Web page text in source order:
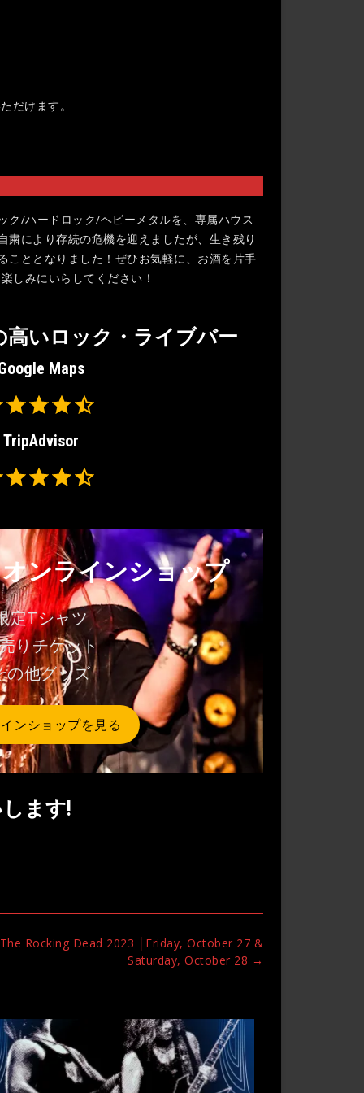
だけます。
/ハードロック/ヘビーメタルを、専属ハウス
により存続の危機を迎えましたが、生き残り
こととなりました！ぜひお気軽に、お酒を片手
みにいらしてください！
高いロック・ライブバー
Maps
TripAdvisor
ンラインショップ
定Tシャツ
りチケット
の他グッズ
ンショップを見る
ます!
Rocking Dead 2023 │Friday, October 27 &
Saturday, October 28 →